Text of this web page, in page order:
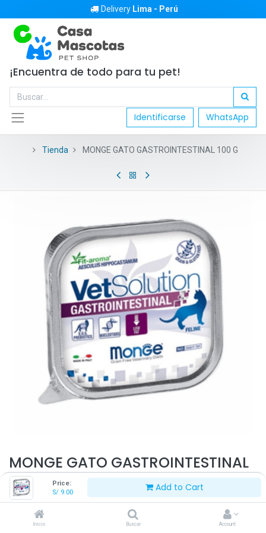
Price:
S/ 9.00 Add to Cart
Inicio Buscar Account
Delivery Lima - Perú
¡Encuentra de todo para tu pet!
Identificarse WhatsApp
Tienda MONGE GATO GASTROINTESTINAL 100 G
MONGE GATO GASTROINTESTINAL
100 G
9.00